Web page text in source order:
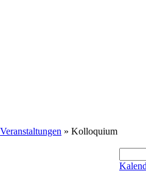
Veranstaltungen » Kolloquium